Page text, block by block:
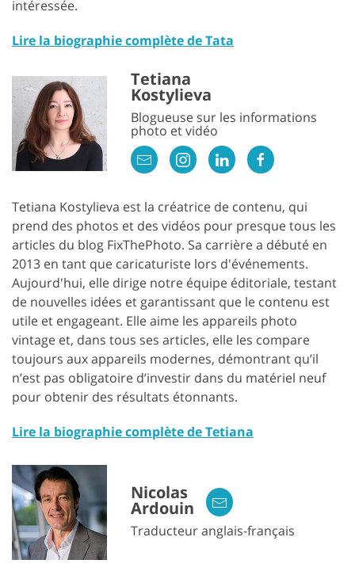
intéressée.
Lire la biographie complète de Tata
Tetiana
Kostylieva
Blogueuse sur les informations
photo et vidéo
Tetiana Kostylieva est la créatrice de contenu, qui
prend des photos et des vidéos pour presque tous les
articles du blog FixThePhoto. Sa carrière a débuté en
2013 en tant que caricaturiste lors d'événements.
Aujourd'hui, elle dirige notre équipe éditoriale, testant
de nouvelles idées et garantissant que le contenu est
utile et engageant. Elle aime les appareils photo
vintage et, dans tous ses articles, elle les compare
toujours aux appareils modernes, démontrant qu’il
n’est pas obligatoire d’investir dans du matériel neuf
pour obtenir des résultats étonnants.
Lire la biographie complète de Tetiana
Nicolas
Ardouin
Traducteur anglais-français